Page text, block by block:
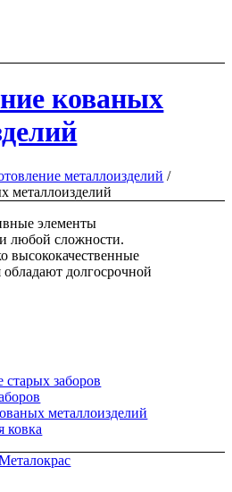
кованых
металлоизделий /
металлоизделий
элементы
любой сложности.
высококачественные
долгосрочной
старых заборов
металлоизделий
ковка